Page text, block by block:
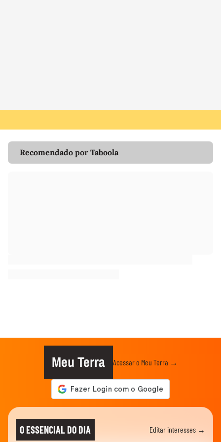
Recomendado por Taboola
Meu Terra Acessar o Meu Terra →
O ESSENCIAL DO DIA Editar interesses →